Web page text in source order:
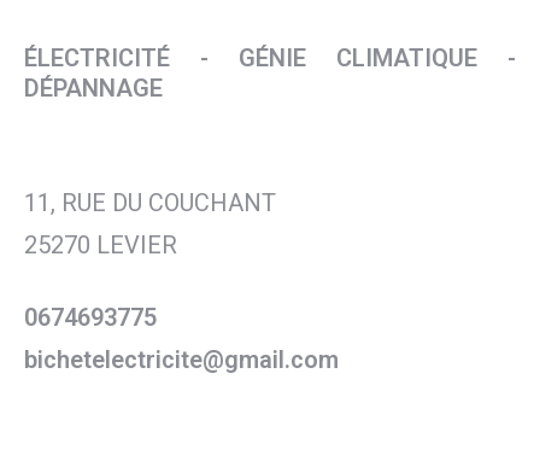
ÉLECTRICITÉ - GÉNIE CLIMATIQUE -
DÉPANNAGE
11, RUE DU COUCHANT
25270 LEVIER
0674693775
bichetelectricite@gmail.com